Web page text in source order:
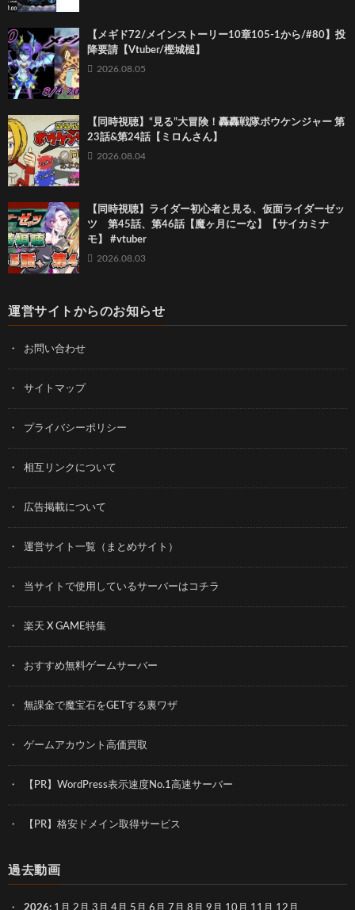
【メギド72/メインストーリー10章105-1から/#80】投
降要請【Vtuber/樫城槌】
2026.08.05
【同時視聴】“見る”大冒険！轟轟戦隊ボウケンジャー 第
23話&第24話【ミロんさん】
2026.08.04
【同時視聴】ライダー初心者と見る、仮面ライダーゼッ
ツ 第45話、第46話【魔ヶ月にーな】【サイカミナ
モ】 #vtuber
2026.08.03
運営サイトからのお知らせ
お問い合わせ
サイトマップ
プライバシーポリシー
相互リンクについて
広告掲載について
運営サイト一覧（まとめサイト）
当サイトで使用しているサーバーはコチラ
楽天 X GAME特集
おすすめ無料ゲームサーバー
無課金で魔宝石をGETする裏ワザ
ゲームアカウント高価買取
【PR】WordPress表示速度No.1高速サーバー
【PR】格安ドメイン取得サービス
過去動画